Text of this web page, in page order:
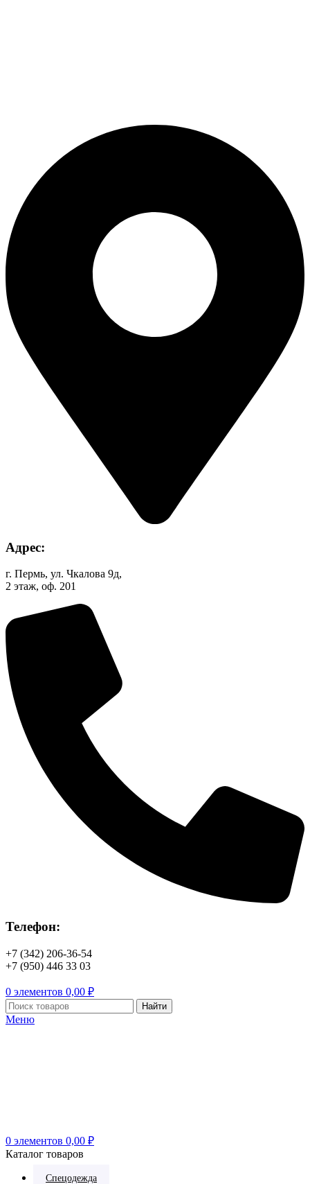
Адрес:
г. Пермь, ул. Чкалова 9д,
2 этаж, оф. 201
Телефон:
+7 (342) 206-36-54
+7 (950) 446 33 03
0 элементов 0,00 ₽
Найти
Меню
0 элементов 0,00 ₽
Каталог товаров
Спецодежда